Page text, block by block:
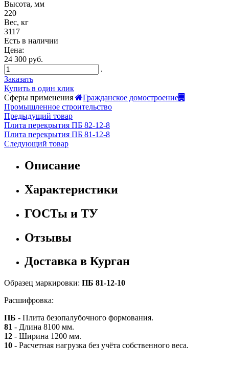
Высота, мм
220
Вес, кг
3117
Есть в наличии
Цена:
24 300 руб.
.
Заказать
Купить в один клик
Сферы применения
Гражданское домостроение
Промышленное строительство
Предыдущий товар
Плита перекрытия ПБ 82-12-8
Плита перекрытия ПБ 81-12-8
Следующий товар
Описание
Характеристики
ГОСТы и ТУ
Отзывы
Доставка в Курган
Образец маркировки: ПБ 81-12-10
Расшифровка:
ПБ - Плита безопалубочного формования.
81 - Длина 8100 мм.
12 - Ширина 1200 мм.
10 - Расчетная нагрузка без учёта собственного веса.